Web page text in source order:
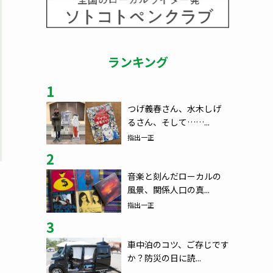
ランキング
1
つげ義春さん、水木しげ
るさん、そして……...
指出一正
2
音楽と刻んだローカルの
風景、関係人口の真...
指出一正
3
車中泊のコツ、ご存じです
か？防災の日に読...